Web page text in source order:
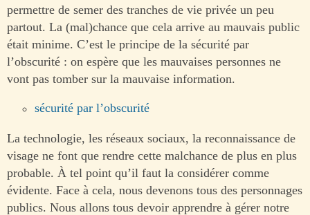
permettre de semer des tranches de vie privée un peu
partout. La (mal)chance que cela arrive au mauvais public
était minime. C’est le principe de la sécurité par
l’obscurité : on espère que les mauvaises personnes ne
vont pas tomber sur la mauvaise information.
sécurité par l’obscurité
La technologie, les réseaux sociaux, la reconnaissance de
visage ne font que rendre cette malchance de plus en plus
probable. À tel point qu’il faut la considérer comme
évidente. Face à cela, nous devenons tous des personnages
publics. Nous allons tous devoir apprendre à gérer notre